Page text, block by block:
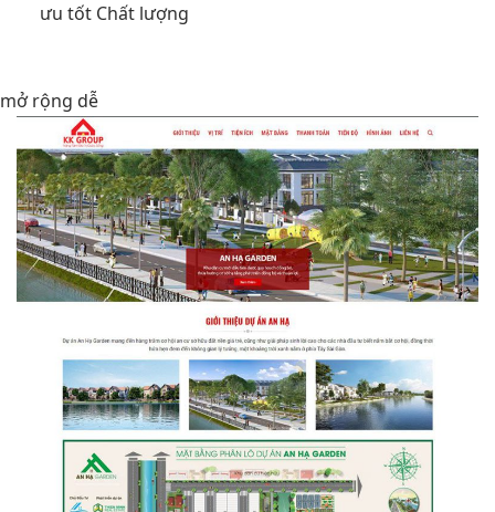
ưu tốtChất lượng
mở rộng dễ